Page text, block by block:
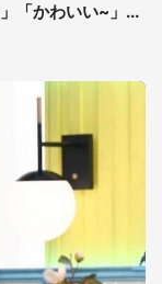
「かわいい~」...